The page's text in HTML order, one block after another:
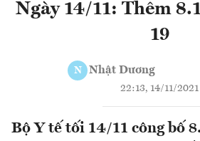
Ngày 14/11: Thêm
19
N Nhật Dương
22:13, 14/11/2021
Bộ Y tế tối 14/11 công bố